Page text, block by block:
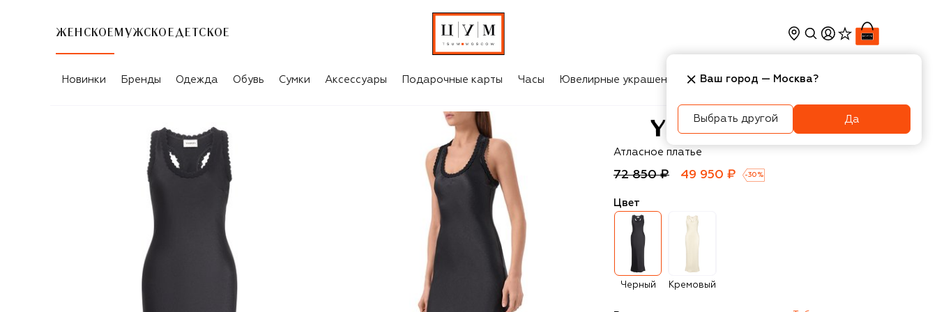
ЖЕНСКОЕ МУЖСКОЕ ДЕТСКОЕ
Новинки Бренды Одежда Обувь Сумки Аксессуары Подарочные карты Часы Ювелирные украшения Косметика Интерьер
Yuzefi
Атласное платье
72 850 ₽ 49 950 ₽ -30 %
Цвет
Черный Кремовый
Ваш город — Москва?
Выбрать другой Да